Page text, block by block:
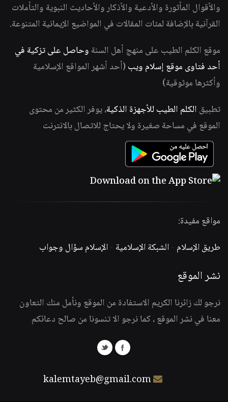
والأقوال المأثورة والأدعية والأذكار والأحاديث النبوية والتأملات
القرآنية بالإضافة لمئات المقالات في المواضيع الإيمانية المتنوعة.
موقع الكلم الطيب على منهج أهل السنة وحاصل على تزكية في
أحد فتاوى موقع إسلام ويب (أحد أشهر المواقع الإسلامية
وأكثرها موثوقية)
تطبيق الكلم الطيب للأجهزة الذكية، يوفر الكثير من محتوى
الموقع في مساحة صغيرة ولا يحتاج للاتصال بالانترنت
مواقع مفيدة:
طريق الإسلام -الشبكة الإسلامية -الإسلام سؤال وجواب
نشر الموقع
نرجو لك زائرنا الكريم الاستفادة من الموقع ونأمل منك التعاون
معنا في نشر الموقع ، كما نرجو الا تنسونا من صالح دعائكم
kalemtayeb@gmail.com